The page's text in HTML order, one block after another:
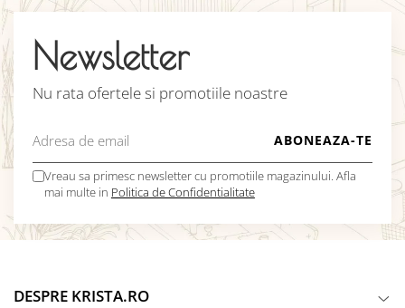
Newsletter
Nu rata ofertele si promotiile noastre
Vreau sa primesc newsletter cu promotiile magazinului. Afla
mai multe in Politica de Confidentialitate
DESPRE KRISTA.RO